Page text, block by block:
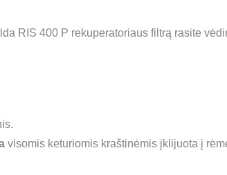
RIS 400 P rekuperatoriaus filtrą rasite
visomis keturiomis kraštinėmis įklijuota į